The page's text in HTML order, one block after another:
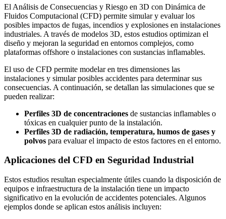
El Análisis de Consecuencias y Riesgo en 3D con Dinámica de
Fluidos Computacional (CFD) permite simular y evaluar los
posibles impactos de fugas, incendios y explosiones en instalaciones
industriales. A través de modelos 3D, estos estudios optimizan el
diseño y mejoran la seguridad en entornos complejos, como
plataformas offshore o instalaciones con sustancias inflamables.
El uso de CFD permite modelar en tres dimensiones las
instalaciones y simular posibles accidentes para determinar sus
consecuencias. A continuación, se detallan las simulaciones que se
pueden realizar:
Perfiles 3D de concentraciones de sustancias inflamables o
tóxicas en cualquier punto de la instalación.
Perfiles 3D de radiación, temperatura, humos de gases y
polvos para evaluar el impacto de estos factores en el entorno.
Aplicaciones del CFD en Seguridad Industrial
Estos estudios resultan especialmente útiles cuando la disposición de
equipos e infraestructura de la instalación tiene un impacto
significativo en la evolución de accidentes potenciales. Algunos
ejemplos donde se aplican estos análisis incluyen: